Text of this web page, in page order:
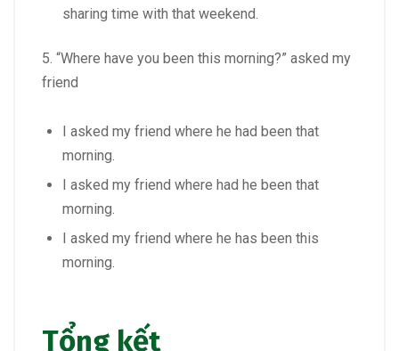
sharing time with that weekend.
5. “Where have you been this morning?” asked my
friend
I asked my friend where he had been that
morning.
I asked my friend where had he been that
morning.
I asked my friend where he has been this
morning.
Tổng kết